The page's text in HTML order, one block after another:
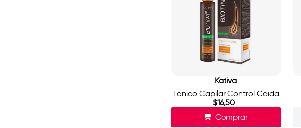
Kativa
Tonico Capilar Control Caida
$16,50
Comprar